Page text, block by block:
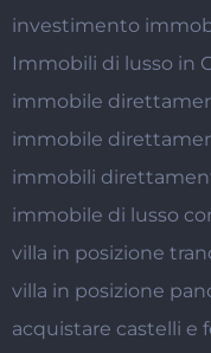
investimento
Immobili di lusso in
immobile
immobile
immobili
immobile di lusso
villa in posizione
villa in posizione
acquistare castelli e